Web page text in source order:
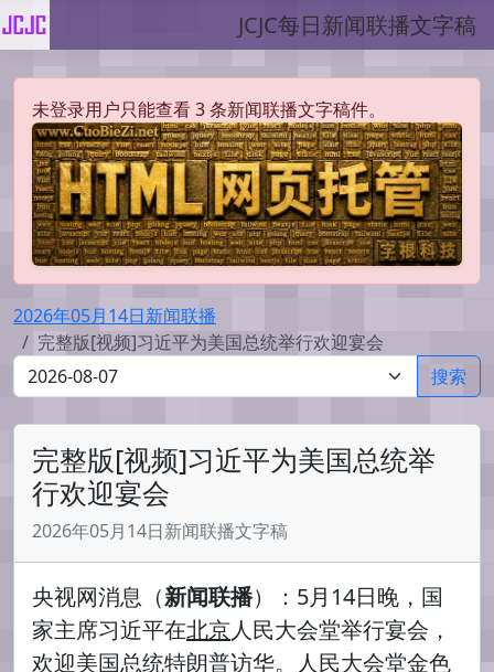
JCJC每日新闻联播文字稿
未登录用户只能查看 3 条新闻联播文字稿件。
2026年05月14日新闻联播
完整版[视频]习近平为美国总统举行欢迎宴会
搜索
完整版[视频]习近平为美国总统举
行欢迎宴会
2026年05月14日新闻联播文字稿
央视网消息（新闻联播）：5月14日晚，国
家主席习近平在北京人民大会堂举行宴会，
欢迎美国总统特朗普访华。人民大会堂金色